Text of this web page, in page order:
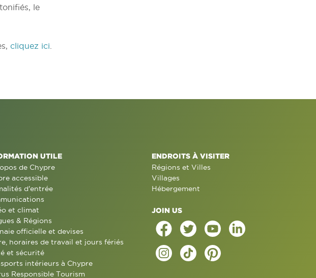
le
cliquez ici
UTILE
de Chypre
accessible
d'entrée
et climat
& Régions
officielle et devises
horaires de travail et jours fériés
et sécurité
intérieurs à Chypre
Responsible Tourism
ENDROITS À VISITER
Régions et Villes
Villages
Hébergement
JOIN US